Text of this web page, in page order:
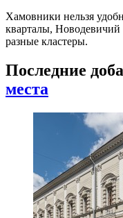
Хамовники нельзя
кварталы,
разные кластеры.
Последние
места